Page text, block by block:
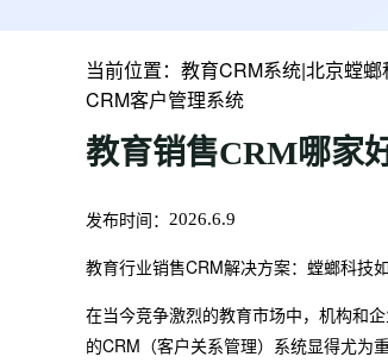
当前位置： 教育CRM系统|北京螳
CRM客户管理系统
教育销售CRM哪家
发布时间： 2026.6.9
教育行业销售CRM解决方案：螳螂科技
在当今竞争激烈的教育市场中，机构和
的CRM（客户关系管理）系统显得尤为